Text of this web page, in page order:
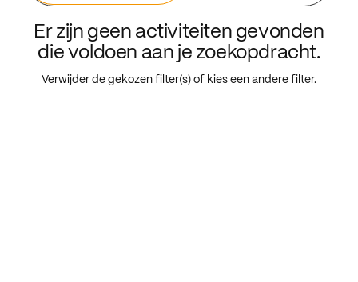
Er zijn geen activiteiten gevonden
die voldoen aan je zoekopdracht.
Verwijder de gekozen filter(s) of kies een andere filter.